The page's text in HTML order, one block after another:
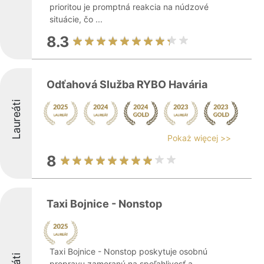
prioritou je promptná reakcia na núdzové
situácie, čo ...
8.3
Laureáti
Odťahová Služba RYBO Havária
Pokaż więcej >>
8
Taxi Bojnice - Nonstop
Taxi Bojnice - Nonstop poskytuje osobnú